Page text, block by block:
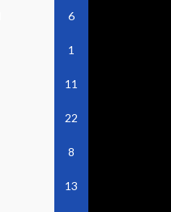
6
1
11
22
8
13